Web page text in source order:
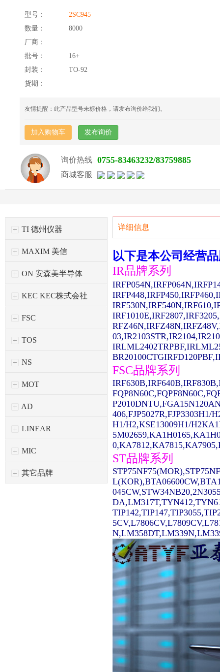
型号：
2SC945
数量：
8000
厂商：
批号：
16+
封装：
TO-92
货期：
友情提醒：此产品型号未标价格，请发布询价给我们。
加入购物车 发布询价
询价热线 0755-83463232/83759885
商城客服
TI 德州仪器
MAXIM 美信
ON 安森美半导体
KEC KEC株式会社
FSC
TOS
NS
MOT
AD
LINEAR
MIC
其它品牌
详细信息
以下是本公司经营
IR品牌系列
FSC品牌系列
406,FJP5027R,FJP3303H1/
H1/H2,KSE13009H1/
ST品牌系列